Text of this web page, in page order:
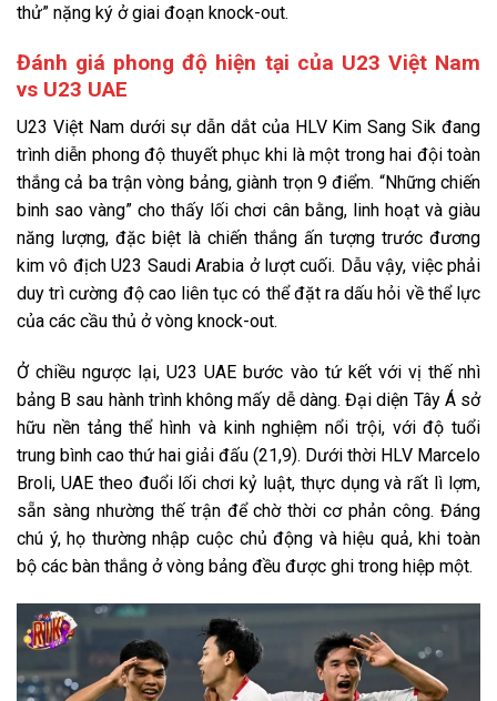
thử” nặng ký ở giai đoạn knock-out.
Đánh giá phong độ hiện tại của U23 Việt Nam
vs U23 UAE
U23 Việt Nam dưới sự dẫn dắt của HLV Kim Sang Sik đang
trình diễn phong độ thuyết phục khi là một trong hai đội toàn
thắng cả ba trận vòng bảng, giành trọn 9 điểm. “Những chiến
binh sao vàng” cho thấy lối chơi cân bằng, linh hoạt và giàu
năng lượng, đặc biệt là chiến thắng ấn tượng trước đương
kim vô địch U23 Saudi Arabia ở lượt cuối. Dẫu vậy, việc phải
duy trì cường độ cao liên tục có thể đặt ra dấu hỏi về thể lực
của các cầu thủ ở vòng knock-out.
Ở chiều ngược lại, U23 UAE bước vào tứ kết với vị thế nhì
bảng B sau hành trình không mấy dễ dàng. Đại diện Tây Á sở
hữu nền tảng thể hình và kinh nghiệm nổi trội, với độ tuổi
trung bình cao thứ hai giải đấu (21,9). Dưới thời HLV Marcelo
Broli, UAE theo đuổi lối chơi kỷ luật, thực dụng và rất lì lợm,
sẵn sàng nhường thế trận để chờ thời cơ phản công. Đáng
chú ý, họ thường nhập cuộc chủ động và hiệu quả, khi toàn
bộ các bàn thắng ở vòng bảng đều được ghi trong hiệp một.